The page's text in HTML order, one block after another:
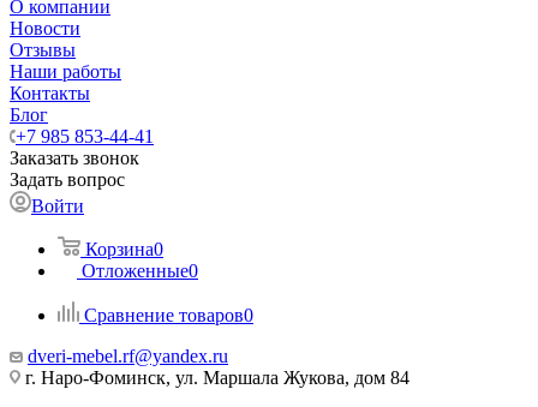
О компании
Новости
Отзывы
Наши работы
Контакты
Блог
+7 985 853-44-41
Заказать звонок
Задать вопрос
Войти
Корзина0
Отложенные0
Сравнение товаров0
dveri-mebel.rf@yandex.ru
г. Наро-Фоминск, ул. Маршала Жукова, дом 84